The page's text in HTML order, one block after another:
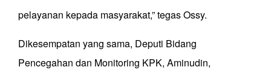
pelayanan kepada masyarakat,” tegas Ossy.
Dikesempatan yang sama, Deputi Bidang
Pencegahan dan Monitoring KPK, Aminudin,